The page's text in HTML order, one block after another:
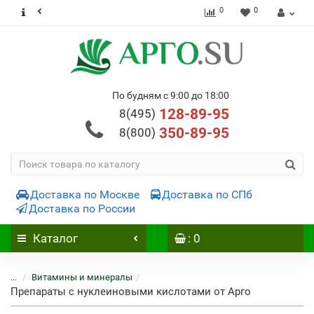
0 0
По будням с 9:00 до 18:00
8(495) 128-89-95
8(800) 350-89-95
Доставка по Москве
Доставка по СПб
Доставка по России
Каталог : 0
... Витамины и минералы
Препараты с нуклеиновыми кислотами от Арго